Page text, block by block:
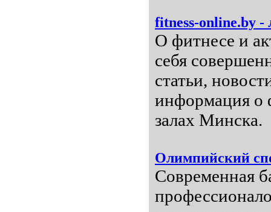
fitness-online.by -
О фитнесе и
себя
статьи,
информация о
залах Минска.
Олимпийский
Современная